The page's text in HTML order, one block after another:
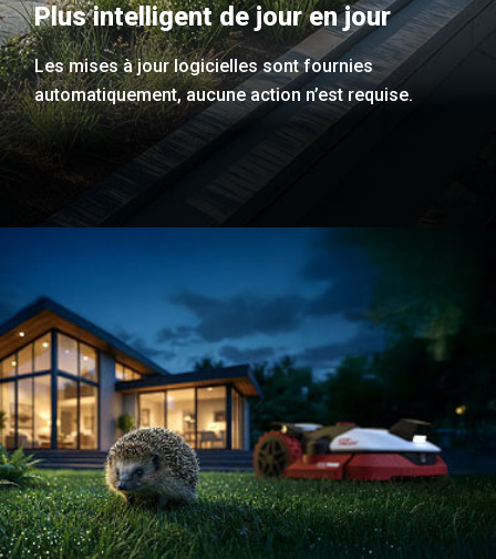
Plus intelligent de jour en jour
Les mises à jour logicielles sont fournies
automatiquement, aucune action n’est requise.